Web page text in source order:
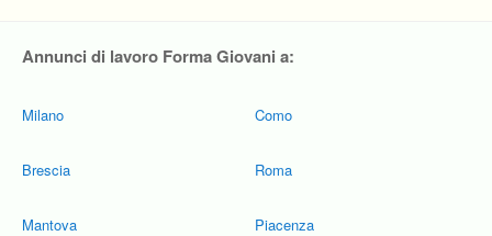
Annunci di lavoro Forma Giovani a:
Milano
Brescia
Mantova
Como
Roma
Piacenza